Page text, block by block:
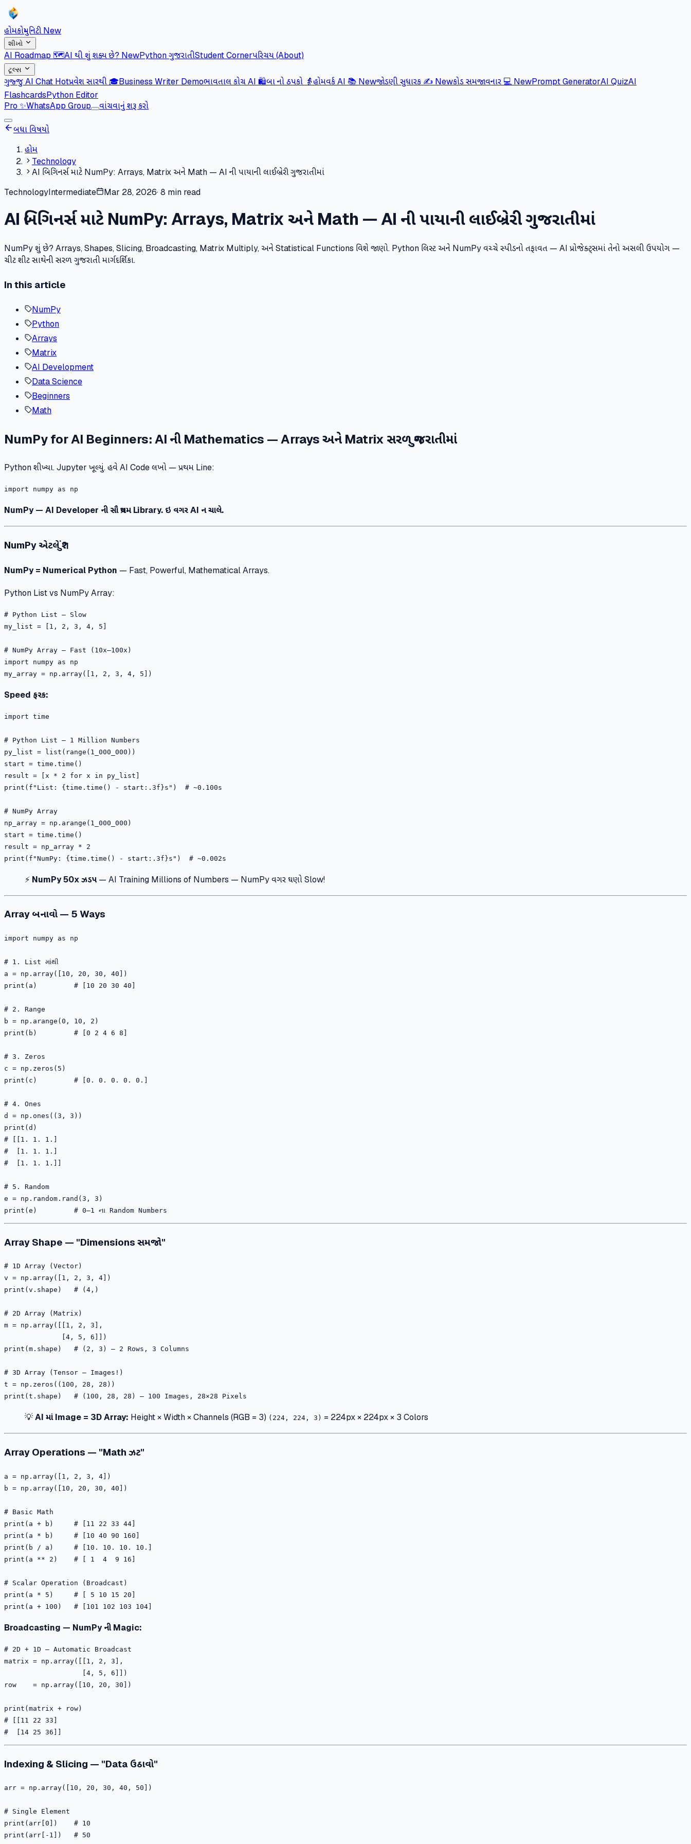
હોમકોમ્યુનિટી New
શીખો
AI Roadmap 🗺️AI થી શું શક્ય છે? NewPython ગુજરાતીStudent Cornerપરિચય (About)
ટૂલ્સ
ગુજ્જુ AI Chat Hotપ્રવેશ સારથી 🎓Business Writer Demoભાવતાલ કોચ AI 🛍️બા નો ઠપકો 👵હોમવર્ક AI 📚 Newજોડણી સુધારક ✍️ Newકોડ સમજાવનાર 💻 NewPrompt GeneratorAI QuizAI
FlashcardsPython Editor
Pro ✨WhatsApp Group વાંચવાનું શરૂ કરો
બધા વિષયો
હોમ
Technology
AI બિગિનર્સ માટે NumPy: Arrays, Matrix અને Math — AI ની પાયાની લાઈબ્રેરી ગુજરાતીમાં
TechnologyIntermediate Mar 28, 2026·8 min read
AI બિગિનર્સ માટે NumPy: Arrays, Matrix અને Math — AI ની પાયાની લાઈબ્રેરી ગુજરાતીમાં
NumPy શું છે? Arrays, Shapes, Slicing, Broadcasting, Matrix Multiply, અને Statistical Functions વિશે જાણો. Python લિસ્ટ અને NumPy વચ્ચે સ્પીડનો તફાવત — AI પ્રોજેક્ટ્સમાં તેનો અસલી ઉપયોગ —
ચીટ શીટ સાથેની સરળ ગુજરાતી માર્ગદર્શિકા.
In this article
NumPy
Python
Arrays
Matrix
AI Development
Data Science
Beginners
Math
NumPy for AI Beginners: AI ની Mathematics — Arrays અને Matrix સરળ ગુજરાતીમાં
Python શીખ્યા. Jupyter ખૂલ્યું. હવે AI Code લખો — પ્રથમ Line:
NumPy — AI Developer ની સૌ પ્રથમ Library. ઇ વગર AI ન ચાલે.
NumPy એટલે શું?
NumPy = Numerical Python — Fast, Powerful, Mathematical Arrays.
Python List vs NumPy Array:
# Python List — Slow
my_list = [1, 2, 3, 4, 5]
# NumPy Array — Fast (10x–100x)
import numpy as np
Speed ફરક:
import time
# Python List — 1 Million Numbers
py_list = list(range(1_000_000))
start = time.time()
result = [x * 2 for x in py_list]
print(f"List: {time.time() - start:.3f}s")  # ~0.100s
# NumPy Array
np_array = np.arange(1_000_000)
start = time.time()
result = np_array * 2
⚡ NumPy 50x ઝડપ— AI Training Millions of Numbers — NumPy વગર ઘણો Slow!
Array બનાવો — 5 Ways
import numpy as np
# 1. List માંથી
a = np.array([10, 20, 30, 40])
print(a)         # [10 20 30 40]
# 2. Range
b = np.arange(0, 10, 2)
print(b)         # [0 2 4 6 8]
# 3. Zeros
c = np.zeros(5)
print(c)         # [0. 0. 0. 0. 0.]
# 4. Ones
d = np.ones((3, 3))
print(d)
# [[1. 1. 1.]
#  [1. 1. 1.]
#  [1. 1. 1.]]
# 5. Random
e = np.random.rand(3, 3)
Array Shape — "Dimensions સમજો"
# 1D Array (Vector)
v = np.array([1, 2, 3, 4])
print(v.shape)   # (4,)
# 2D Array (Matrix)
m = np.array([[1, 2, 3],
              [4, 5, 6]])
print(m.shape)   # (2, 3) — 2 Rows, 3 Columns
# 3D Array (Tensor — Images!)
t = np.zeros((100, 28, 28))
💡AI માં Image = 3D Array: Height × Width × Channels (RGB = 3) (224, 224, 3) = 224px × 224px × 3 Colors
Array Operations — "Math ઝટ"
a = np.array([1, 2, 3, 4])
b = np.array([10, 20, 30, 40])
# Basic Math
print(a + b)     # [11 22 33 44]
print(a * b)     # [10 40 90 160]
print(b / a)     # [10. 10. 10. 10.]
print(a ** 2)    # [ 1  4  9 16]
# Scalar Operation (Broadcast)
print(a * 5)     # [ 5 10 15 20]
Broadcasting — NumPy ની Magic:
# 2D + 1D — Automatic Broadcast
matrix = np.array([[1, 2, 3],
                   [4, 5, 6]])
row    = np.array([10, 20, 30])
print(matrix + row)
# [[11 22 33]
Indexing & Slicing — "Data ઉઠાવો"
arr = np.array([10, 20, 30, 40, 50])
# Single Element
print(arr[0])    # 10
print(arr[-1])   # 50